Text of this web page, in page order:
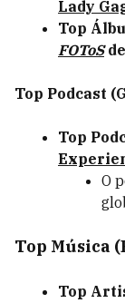
Lady
Top
FOToS de
Top Podcast
Top
O
Top Música
Top